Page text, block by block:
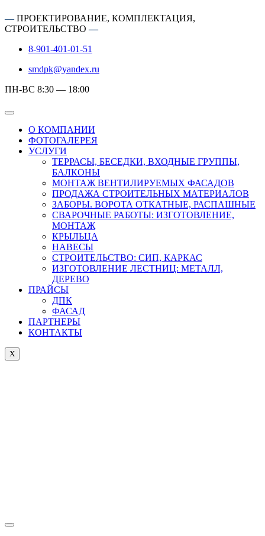
—ПРОЕКТИРОВАНИЕ, КОМПЛЕКТАЦИЯ,
СТРОИТЕЛЬСТВО—
8-901-401-01-51
smdpk@yandex.ru
ПН-ВС 8:30 — 18:00
О КОМПАНИИ
ФОТОГАЛЕРЕЯ
УСЛУГИ
ТЕРРАСЫ, БЕСЕДКИ, ВХОДНЫЕ ГРУППЫ,
БАЛКОНЫ
МОНТАЖ ВЕНТИЛИРУЕМЫХ ФАСАДОВ
ПРОДАЖА СТРОИТЕЛЬНЫХ МАТЕРИАЛОВ
ЗАБОРЫ. ВОРОТА ОТКАТНЫЕ, РАСПАШНЫЕ
СВАРОЧНЫЕ РАБОТЫ: ИЗГОТОВЛЕНИЕ,
МОНТАЖ
КРЫЛЬЦА
НАВЕСЫ
СТРОИТЕЛЬСТВО: СИП, КАРКАС
ИЗГОТОВЛЕНИЕ ЛЕСТНИЦ: МЕТАЛЛ,
ДЕРЕВО
ПРАЙСЫ
ДПК
ФАСАД
ПАРТНЕРЫ
КОНТАКТЫ
X